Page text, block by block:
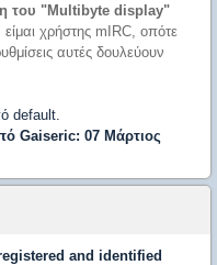
του "Multibyte display"
χρήστης mIRC, οπότε
αυτές δουλεύουν
default.
Gaiseric: 07 Μάρτιος
and identified